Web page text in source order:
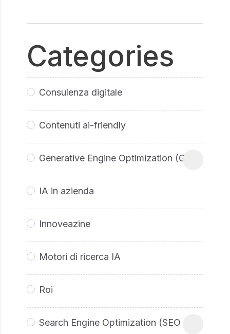
Categories
Consulenza digitale
Contenuti ai-friendly
Generative Engine Optimization (GEO
IA in azienda
Innoveazine
Motori di ricerca IA
Roi
Search Engine Optimization (SEO